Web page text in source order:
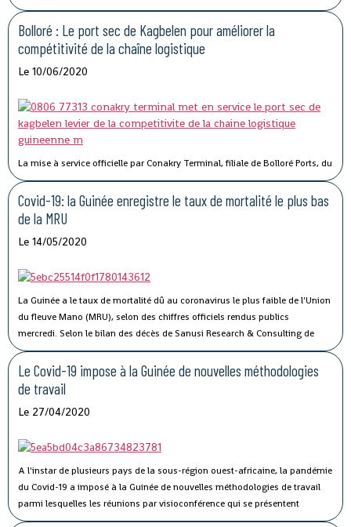
stabilisation économique de la Guinée.
Bolloré : Le port sec de Kagbelen pour améliorer la
compétitivité de la chaîne logistique
Le 10/06/2020
La mise à service officielle par Conakry Terminal, filiale de Bolloré Ports, du
port sec de Kagbelen, permettra « l’amélioration des performances et la
compétitivité du Port Autonome de Conakry ».« Le développement du port
sec de Kagbelen répond au double défi de la gestion optimale des espaces
de stockage du terminal à conteneurs et de la célérité des services de
livraison des véhicules. En complément des nouveaux portiques de parc
permettra l’amélioration des performances et la compétitivité du Port
Autonome de Conakry, », a déclaré Madame Traoré Tahirou Barry,
Directrice générale de Conakry Terminal.
Covid-19: la Guinée enregistre le taux de mortalité le plus bas
de la MRU
Le 14/05/2020
La Guinée a le taux de mortalité dû au coronavirus le plus faible de l'Union
du fleuve Mano (MRU), selon des chiffres officiels rendus publics
mercredi. Selon le bilan des décès de Sanusi Research & Consulting de
l’Union, qui regroupe la Côte d’Ivoire, la Guinée, le Libéria et la Sierra Leone,
73 personnes ont succombé au Covid-19.
Le Covid-19 impose à la Guinée de nouvelles méthodologies
de travail
Le 27/04/2020
A l'instar de plusieurs pays de la sous-région ouest-africaine, la pandémie
du Covid-19 a imposé à la Guinée de nouvelles méthodologies de travail
parmi lesquelles les réunions par visioconférence qui se présentent
comme un véritable défi technologique pour les autorités guinéennes.